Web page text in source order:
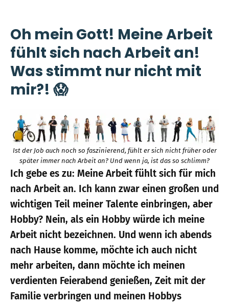
Oh mein Gott! Meine Arbeit
fühlt sich nach Arbeit an!
Was stimmt nur nicht mit
mir?! 😱
Ist der Job auch noch so faszinierend, fühlt er sich nicht früher oder
später immer nach Arbeit an? Und wenn ja, ist das so schlimm?
Ich gebe es zu: Meine Arbeit fühlt sich für mich
nach Arbeit an. Ich kann zwar einen großen und
wichtigen Teil meiner Talente einbringen, aber
Hobby? Nein, als ein Hobby würde ich meine
Arbeit nicht bezeichnen. Und wenn ich abends
nach Hause komme, möchte ich auch nicht
mehr arbeiten, dann möchte ich meinen
verdienten Feierabend genießen, Zeit mit der
Familie verbringen und meinen Hobbys